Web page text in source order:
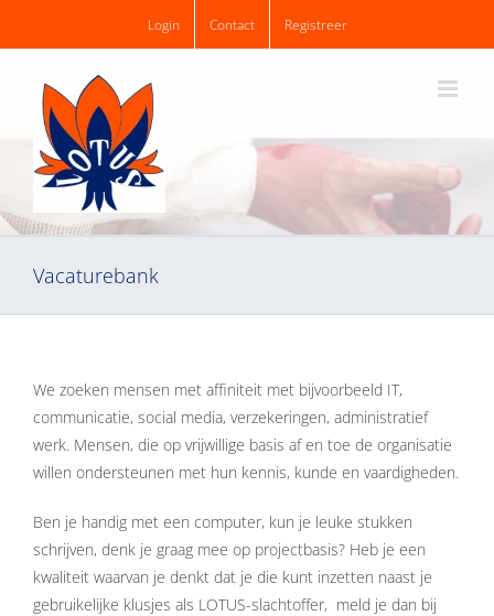
Login Contact Registreer
Vacaturebank
We zoeken mensen met affiniteit met bijvoorbeeld IT,
communicatie, social media, verzekeringen, administratief
werk. Mensen, die op vrijwillige basis af en toe de organisatie
willen ondersteunen met hun kennis, kunde en vaardigheden.
Ben je handig met een computer, kun je leuke stukken
schrijven, denk je graag mee op projectbasis? Heb je een
kwaliteit waarvan je denkt dat je die kunt inzetten naast je
gebruikelijke klusjes als LOTUS-slachtoffer, meld je dan bij